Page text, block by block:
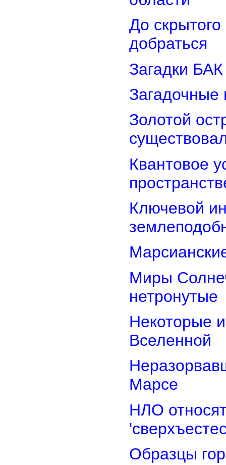
До
добраться
Загадки
Загадочные
Золотой
Квантовое
Ключевой
Миры
нетронутые
Некоторые
Вселенной
Марсе
НЛО
Образцы